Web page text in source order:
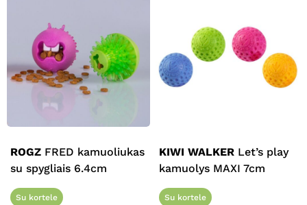
ROGZ FRED kamuoliukas
su spygliais 6.4cm
Su kortele
KIWI WALKER Let’s play
kamuolys MAXI 7cm
Su kortele